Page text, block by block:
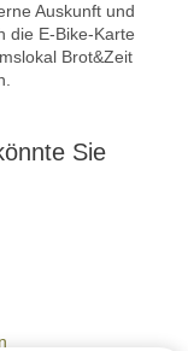
Auskunft und
die E-Bike-Karte
Brot&Zeit
Sie